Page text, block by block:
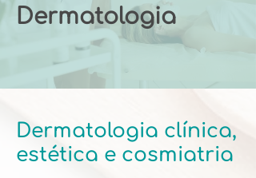
Dermatologia
Dermatologia clínica,
estética e cosmiatria